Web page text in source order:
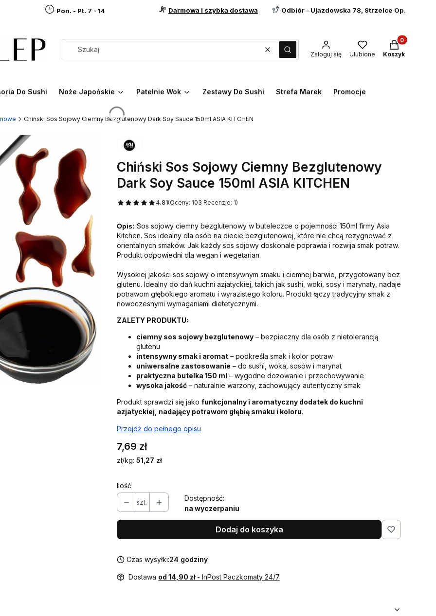
Pon. - Pt. 7 - 14 Darmowa i szybka dostawa Odbiór - Ujazdowska 78, Strzelce Op.
WyczyśćSzukaj Zaloguj się Ulubione
Produkty w
Koszyk
Do Sushi Noże Japońskie Patelnie Wok Zestawy Do Sushi Strefa Marek Promocje
Chiński Sos Sojowy Ciemny Bezglutenowy Dark Soy Sauce 150ml ASIA KITCHEN
Chiński Sos Sojowy Ciemny Bezglutenowy
Dark Soy Sauce 150ml ASIA KITCHEN
4.81(Oceny: 103 Recenzje: 1)
Opis: Sos sojowy ciemny bezglutenowy w buteleczce o pojemności 150ml firmy Asia
Kitchen. Sos idealny dla osób na diecie bezglutenowej, które nie chcą rezygnować z
orientalnych smaków. Jak każdy sos sojowy doskonale poprawia i rozwija smak potraw.
Produkt odpowiedni dla wegan i wegetarian.
Wysokiej jakości sos sojowy o intensywnym smaku i ciemnej barwie, przygotowany bez
glutenu. Idealny do dań kuchni azjatyckiej, takich jak sushi, woki, sosy i marynaty, nadaje
potrawom głębokiego aromatu i wyrazistego koloru. Produkt łączy tradycyjny smak z
nowoczesnymi wymaganiami dietetycznymi.
ZALETY PRODUKTU:
ciemny sos sojowy bezglutenowy – bezpieczny dla osób z nietolerancją
glutenu
intensywny smak i aromat – podkreśla smak i kolor potraw
uniwersalne zastosowanie – do sushi, woka, sosów i marynat
praktyczna butelka 150 ml – wygodne dozowanie i przechowywanie
wysoka jakość – naturalnie warzony, zachowujący autentyczny smak
Produkt sprawdzi się jako funkcjonalny i aromatyczny dodatek do kuchni
azjatyckiej, nadający potrawom głębię smaku i koloru.
Przejdź do pełnego opisu
Cena
7,69 zł
zł/kg: 51,27 zł
Ilość
szt.
Dostępność:
na wyczerpaniu
Dodaj do koszyka
Czas wysyłki:24 godziny
Dostawa od 14,90 zł - InPost Paczkomaty 24/7